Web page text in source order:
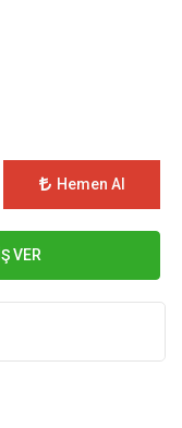
Hemen Al
VER